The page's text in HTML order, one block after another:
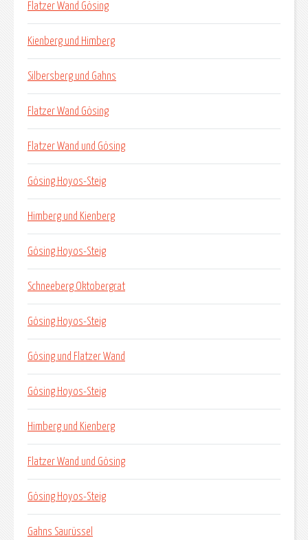
Flatzer Wand Gösing
Kienberg und Himberg
Silbersberg und Gahns
Flatzer Wand Gösing
Flatzer Wand und Gösing
Gösing Hoyos-Steig
Himberg und Kienberg
Gösing Hoyos-Steig
Schneeberg Oktobergrat
Gösing Hoyos-Steig
Gösing und Flatzer Wand
Gösing Hoyos-Steig
Himberg und Kienberg
Flatzer Wand und Gösing
Gösing Hoyos-Steig
Gahns Saurüssel